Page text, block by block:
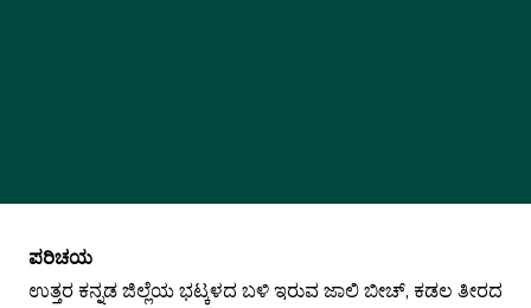
ಪರಿಚಯ
ಉತ್ತರ ಕನ್ನಡ ಜಿಲ್ಲೆಯ ಭಟ್ಕಳದ ಬಳಿ ಇರುವ ಜಾಲಿ ಬೀಚ್, ಕಡಲ ತೀರದ